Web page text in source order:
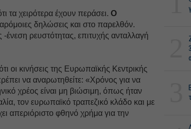
τα χειρότερα έχουν περάσει.Ο
δηλώσεις και στο παρελθόν.
ρευστότητας, επιτυχής ανταλλαγή
οι κινήσεις της Ευρωπαϊκής Κεντρικής
να αναρωτηθείτε: «Χρόνος για να
χρέος είναι μη βιώσιμη, όπως ήταν
τον ευρωπαϊκό τραπεζικό κλάδο και με
απεριόριστο φθηνό χρήμα για την